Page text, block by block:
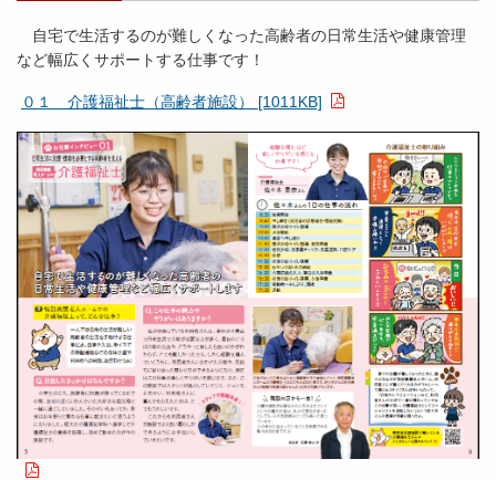
自宅で生活するのが難しくなった高齢者の日常生活や健康管理
など幅広くサポートする仕事です！
０１ 介護福祉士（高齢者施設） [1011KB]